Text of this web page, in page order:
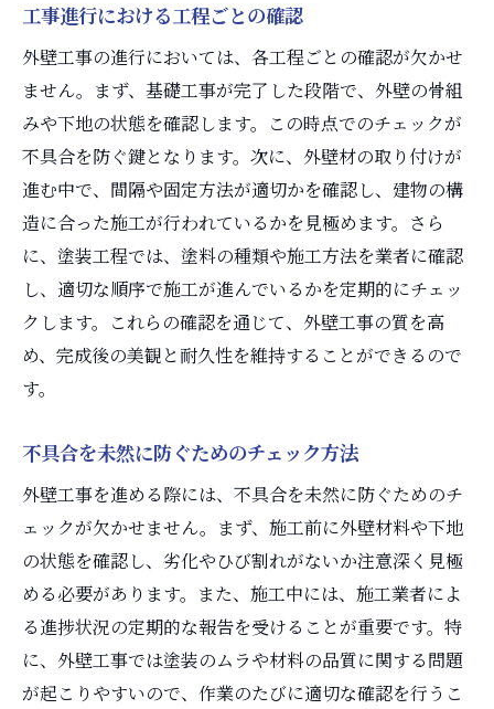
工事進行における工程ごとの確認
外壁工事の進行においては、各工程ごとの確認が欠かせ
ません。まず、基礎工事が完了した段階で、外壁の骨組
みや下地の状態を確認します。この時点でのチェックが
不具合を防ぐ鍵となります。次に、外壁材の取り付けが
進む中で、間隔や固定方法が適切かを確認し、建物の構
造に合った施工が行われているかを見極めます。さら
に、塗装工程では、塗料の種類や施工方法を業者に確認
し、適切な順序で施工が進んでいるかを定期的にチェッ
クします。これらの確認を通じて、外壁工事の質を高
め、完成後の美観と耐久性を維持することができるので
す。
不具合を未然に防ぐためのチェック方法
外壁工事を進める際には、不具合を未然に防ぐためのチ
ェックが欠かせません。まず、施工前に外壁材料や下地
の状態を確認し、劣化やひび割れがないか注意深く見極
める必要があります。また、施工中には、施工業者によ
る進捗状況の定期的な報告を受けることが重要です。特
に、外壁工事では塗装のムラや材料の品質に関する問題
が起こりやすいので、作業のたびに適切な確認を行うこ